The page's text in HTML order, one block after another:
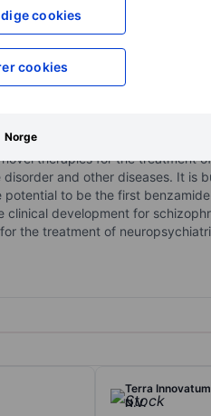
cookies
cookies
Norge
for å få tilgang
therapies for the treatment
and other diseases. It is
to be the first
development for
the treatment of
Terra
N.V.